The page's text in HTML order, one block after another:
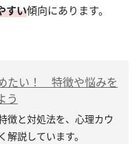
すい傾向にあります。
たい！ 特徴や悩みを
う
徴と対処法を、心理カウ
解説しています。